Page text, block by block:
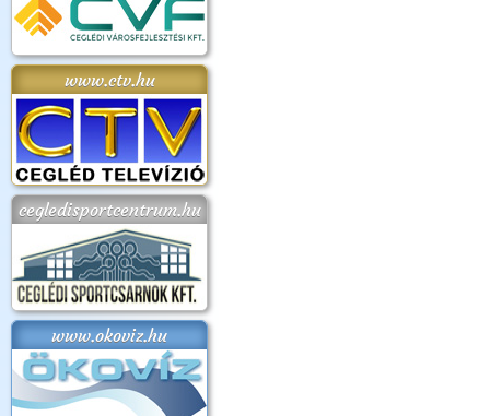
www.ctv.hu
cegledisportcentrum.hu
www.okoviz.hu